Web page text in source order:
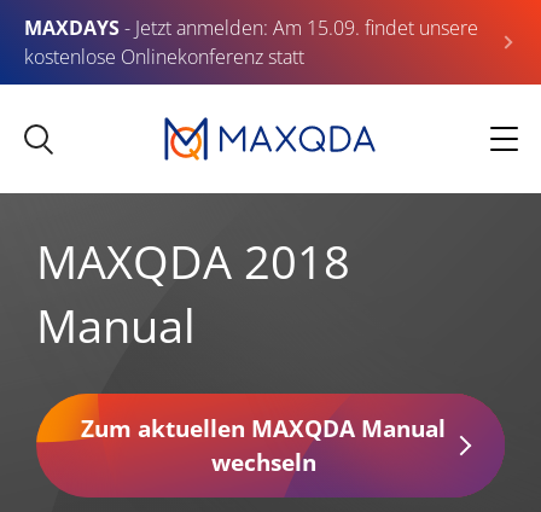
MAXDAYS- Jetzt anmelden: Am 15.09. findet unsere
kostenlose Onlinekonferenz statt
MAXQDA 2018
Manual
Zum aktuellen MAXQDA Manual
wechseln